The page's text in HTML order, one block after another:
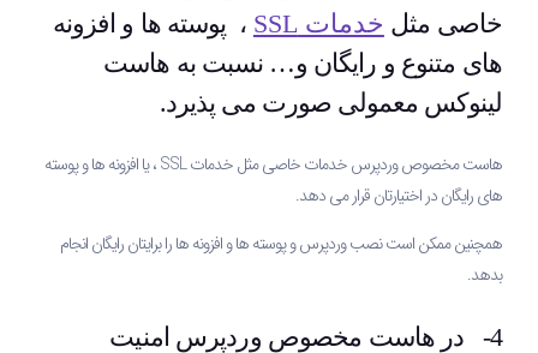
خاصی مثل خدمات SSL
، پوسته ها و افزونه
های متنوع و رایگان و… نسبت به هاست
لینوکس معمولی صورت می پذیرد.
هاست مخصوص وردپرس خدمات خاصی مثل خدمات SSL ، یا افزونه ها و پوسته
های رایگان در اختیارتان قرار می دهد.
همچنین ممکن است نصب وردپرس و پوسته ها و افزونه ها را برایتان رایگان انجام
بدهد.
4- در هاست مخصوص وردپرس امنیت